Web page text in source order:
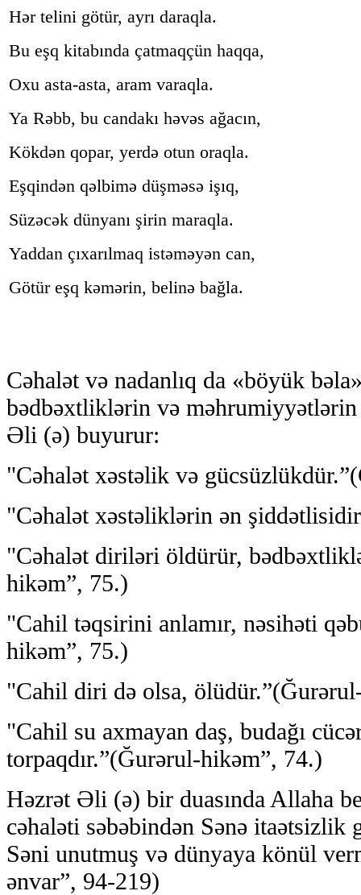
Hər telini götür, ayrı daraqla.
Bu eşq kitabında çatmaqçün haqqa,
Oxu asta-asta, aram varaqla.
Ya Rəbb, bu candakı həvəs ağacın,
Kökdən qopar, yerdə otun oraqla.
Eşqindən qəlbimə düşməsə işıq,
Süzəcək dünyanı şirin maraqla.
Yaddan çıxarılmaq istəməyən can,
Götür eşq kəmərin, belinə bağla.
Cəhalət və nadanlıq da «böyük
bədbəxtliklərin və məhrumiyyətlərin
Əli (ə) buyurur:
"Cəhalət xəstəlik və
"Cəhalət xəstəliklərin ən
"Cəhalət diriləri öldürür,
hikəm”, 75.)
"Cahil təqsirini anlamır, nəsihəti
hikəm”, 75.)
"Cahil diri də olsa,
"Cahil su axmayan daş, budağı
torpaqdır.”(Ğurərul-hikəm”, 74.)
Həzrət Əli (ə) bir duasında Allaha
cəhaləti səbəbindən Sənə itaətsizlik
Səni unutmuş və dünyaya könül
ənvar”, 94-219)